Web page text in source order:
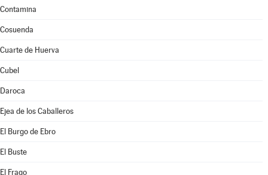
Contamina
Cosuenda
Cuarte de Huerva
Cubel
Daroca
Ejea de los Caballeros
El Burgo de Ebro
El Buste
El Frago